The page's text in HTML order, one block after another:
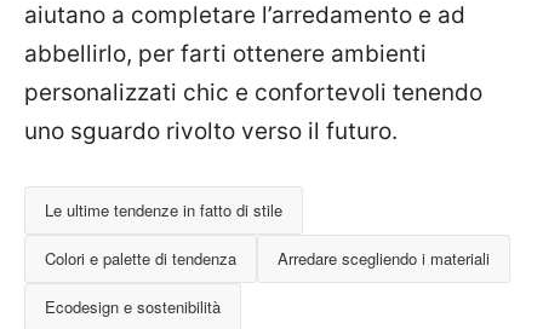
aiutano a completare l’arredamento e ad
abbellirlo, per farti ottenere ambienti
personalizzati chic e confortevoli tenendo
uno sguardo rivolto verso il futuro.
Le ultime tendenze in fatto di stile
Colori e palette di tendenza Arredare scegliendo i materiali
Ecodesign e sostenibilità